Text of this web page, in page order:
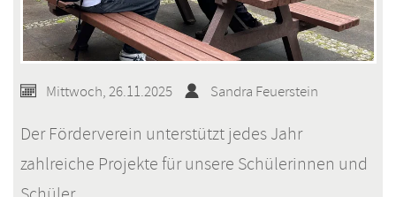
Mittwoch, 26.11.2025 Sandra Feuerstein
Der Förderverein unterstützt jedes Jahr
zahlreiche Projekte für unsere Schülerinnen und